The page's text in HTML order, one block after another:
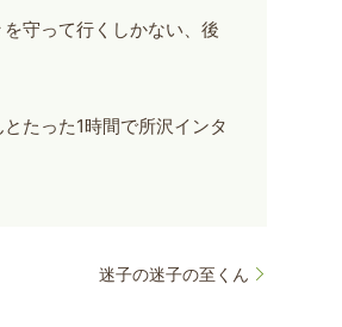
守って行くしかない、後
たった1時間で所沢インタ
迷子の迷子の至くん